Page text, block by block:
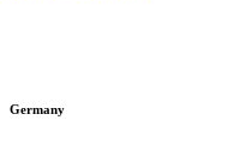
Germany